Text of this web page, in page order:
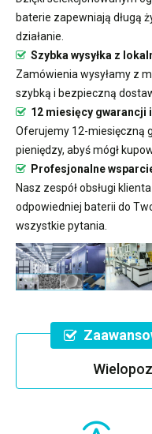
baterie zapewniają długą
działanie.
Szybka wysyłka z
Zamówienia wysyłamy z
szybką i bezpieczną
12 miesięcy gwarancji
Oferujemy 12-miesięczną
pieniędzy, abyś mógł
Profesjonalne
Nasz zespół obsługi
odpowiedniej baterii do
wszystkie pytania.